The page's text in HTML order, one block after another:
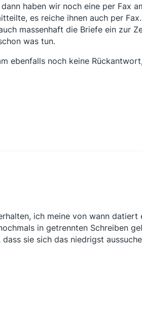
haben wir noch eine per Fax
es reiche ihnen auch per
massenhaft die Briefe ein zur
was tun.
ebenfalls noch keine
ich meine von wann datiert
in getrennten Schreiben
sie sich das niedrigst